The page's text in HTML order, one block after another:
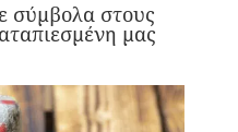
σύμβολα στους
μας